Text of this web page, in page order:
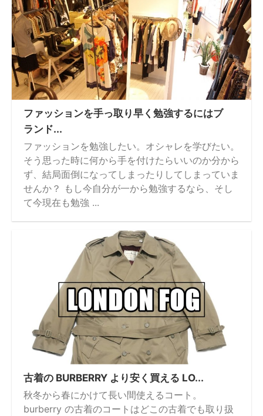
ファッションを手っ取り早く勉強するにはブ
ランド...
ファッションを勉強したい。オシャレを学びたい。
そう思った時に何から手を付けたらいいのか分から
ず、結局面倒になってしまったりしてしまっていま
せんか？ もし今自分が一から勉強するなら、そし
て今現在も勉強 ...
古着の BURBERRY より安く買える LO...
秋冬から春にかけて長い間使えるコート。
burberry の古着のコートはどこの古着でも取り扱